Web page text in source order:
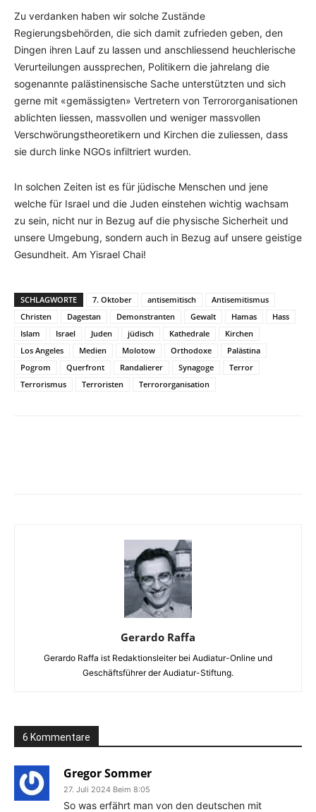
Zu verdanken haben wir solche Zustände
Regierungsbehörden, die sich damit zufrieden geben, den
Dingen ihren Lauf zu lassen und anschliessend heuchlerische
Verurteilungen aussprechen, Politikern die jahrelang die
sogenannte palästinensische Sache unterstützten und sich
gerne mit «gemässigten» Vertretern von Terrororganisationen
ablichten liessen, massvollen und weniger massvollen
Verschwörungstheoretikern und Kirchen die zuliessen, dass
sie durch linke NGOs infiltriert wurden.
In solchen Zeiten ist es für jüdische Menschen und jene
welche für Israel und die Juden einstehen wichtig wachsam
zu sein, nicht nur in Bezug auf die physische Sicherheit und
unsere Umgebung, sondern auch in Bezug auf unsere geistige
Gesundheit. Am Yisrael Chai!
SCHLAGWORTE 7. Oktober antisemitisch
Antisemitismus
Christen
Dagestan Demonstranten Gewalt Hamas
Hass
Islam
Israel Juden jüdisch Kathedrale
Kirchen
Los Angeles
Medien Molotow Orthodoxe
Palästina
Pogrom
Querfront Randalierer Synagoge
Terror
Terrorismus
Terroristen Terrororganisation
Gerardo Raffa
Gerardo Raffa ist Redaktionsleiter bei Audiatur-Online und
Geschäftsführer der Audiatur-Stiftung.
6 Kommentare
Gregor Sommer
27. Juli 2024 Beim 8:05
So was erfährt man von den deutschen mit